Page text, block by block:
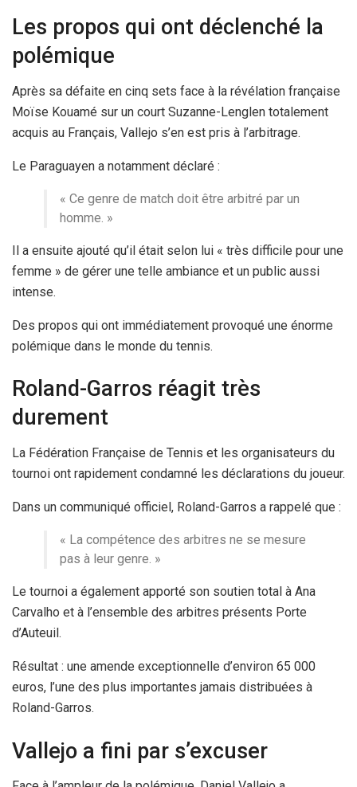
Les propos qui ont déclenché la
polémique
Après sa défaite en cinq sets face à la révélation française
Moïse Kouamé sur un court Suzanne-Lenglen totalement
acquis au Français, Vallejo s’en est pris à l’arbitrage.
Le Paraguayen a notamment déclaré :
« Ce genre de match doit être arbitré par un
homme. »
Il a ensuite ajouté qu’il était selon lui « très difficile pour une
femme » de gérer une telle ambiance et un public aussi
intense.
Des propos qui ont immédiatement provoqué une énorme
polémique dans le monde du tennis.
Roland-Garros réagit très
durement
La Fédération Française de Tennis et les organisateurs du
tournoi ont rapidement condamné les déclarations du joueur.
Dans un communiqué officiel, Roland-Garros a rappelé que :
« La compétence des arbitres ne se mesure
pas à leur genre. »
Le tournoi a également apporté son soutien total à Ana
Carvalho et à l’ensemble des arbitres présents Porte
d’Auteuil.
Résultat : une amende exceptionnelle d’environ 65 000
euros, l’une des plus importantes jamais distribuées à
Roland-Garros.
Vallejo a fini par s’excuser